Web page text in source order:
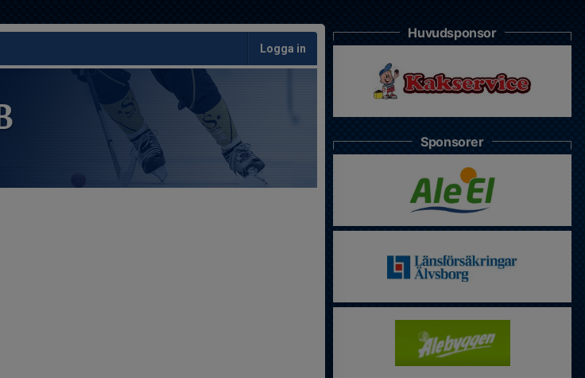
Logga in
Huvudsponsor
Sponsorer